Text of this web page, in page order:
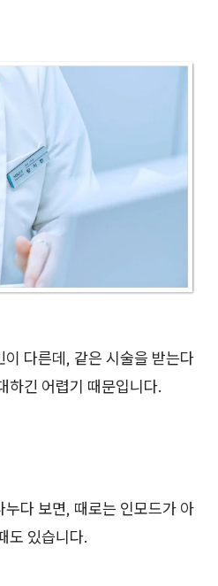
다른데, 같은 시술을 받는다
하긴 어렵기 때문입니다.
다 보면, 때로는 인모드가 아
도 있습니다.